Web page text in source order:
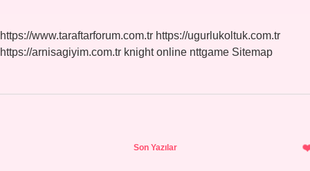
https://www.taraftarforum.com.tr https://ugurlukoltuk.com.tr
https://arnisagiyim.com.tr knight online nttgame Sitemap
Son Yazılar